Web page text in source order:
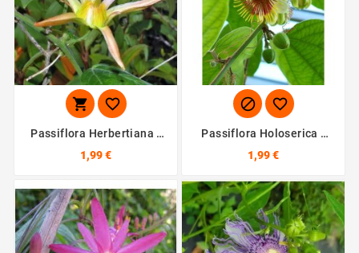
 
Passiflora Herbertiana -
1,99 €
 
Passiflora Holoserica -
1,99 €